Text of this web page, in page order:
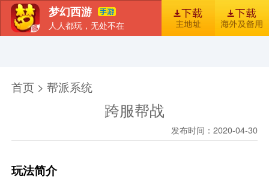
梦幻西游
人人都玩，无处不在
首页 > 帮派系统
跨服帮战
发布时间：2020-04-30
玩法简介